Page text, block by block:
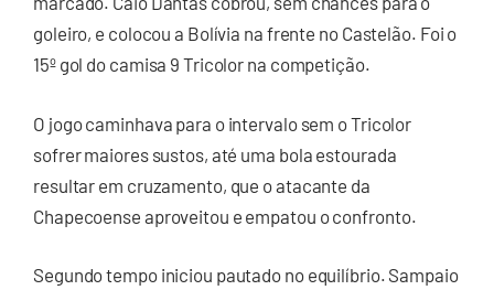
goleiro, e colocou a Bolívia na frente no Castelão. Foi o
15º gol do camisa 9 Tricolor na competição.
O jogo caminhava para o intervalo sem o Tricolor
sofrer maiores sustos, até uma bola estourada
resultar em cruzamento, que o atacante da
Chapecoense aproveitou e empatou o confronto.
Segundo tempo iniciou pautado no equilíbrio. Sampaio